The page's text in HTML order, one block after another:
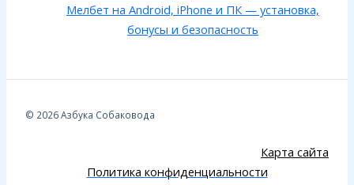
Мелбет на Android, iPhone и ПК — установка,
бонусы и безопасность
© 2026 Азбука Собаковода
Карта сайта
Политика конфиденциальности